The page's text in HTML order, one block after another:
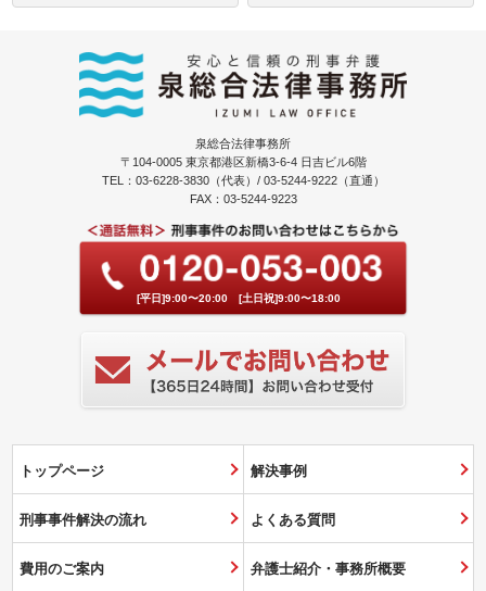
泉総合法律事務所
〒104-0005 東京都港区新橋3-6-4 日吉ビル6階
TEL：03-6228-3830（代表）/ 03-5244-9222（直通）
FAX：03-5244-9223
[平日]9:00〜20:00 [土日祝]9:00〜18:00
トップページ 解決事例
刑事事件解決の流れ よくある質問
費用のご案内 弁護士紹介・事務所概要